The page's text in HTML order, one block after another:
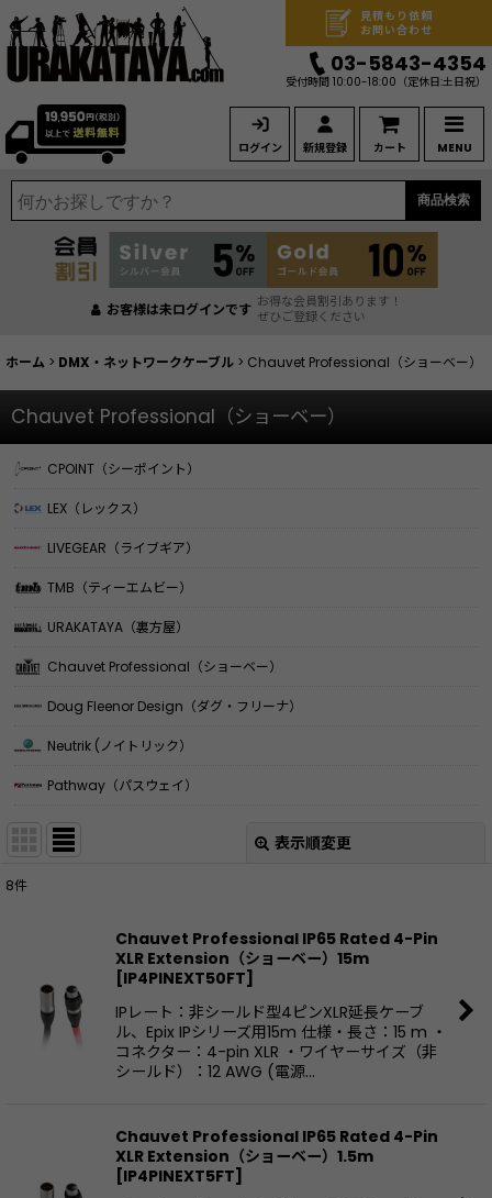
ログイン 新規登録 カート MENU
見積もり依頼
お問い合わせ
03-5843-4354
受付時間 10:00-18:00 （定休日:土日祝）
商品検索
お客様は未ログインです お得な会員割引あります！
ぜひご登録ください
ホーム > DMX・ネットワークケーブル > Chauvet Professional（ショーベー）
Chauvet Professional（ショーベー）
CPOINT（シーポイント）
LEX（レックス）
LIVEGEAR（ライブギア）
TMB（ティーエムビー）
URAKATAYA（裏方屋）
Chauvet Professional（ショーベー）
Doug Fleenor Design（ダグ・フリーナ）
Neutrik (ノイトリック）
Pathway（パスウェイ）
表示順変更
絞り込む
8件
Chauvet Professional IP65 Rated 4-Pin
XLR Extension（ショーベー）15m
[IP4PINEXT50FT]
IPレート：非シールド型4ピンXLR延長ケーブ
ル、Epix IPシリーズ用15m 仕様・長さ：15 m ・
コネクター：4-pin XLR ・ワイヤーサイズ（非
シールド）：12 AWG (電源…
Chauvet Professional IP65 Rated 4-Pin
XLR Extension（ショーベー）1.5m
[IP4PINEXT5FT]